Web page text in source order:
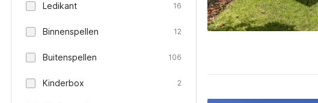
Ledikant 16
Binnenspellen 12
Buitenspellen 106
Kinderbox 2